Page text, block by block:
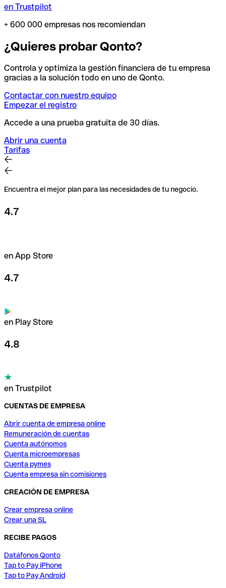
en Trustpilot
+ 600 000 empresas nos recomiendan
¿Quieres probar Qonto?
Controla y optimiza la gestión financiera de tu empresa
gracias a la solución todo en uno de Qonto.
Contactar con nuestro equipo
Empezar el registro
Accede a una prueba gratuita de 30 días.
Abrir una cuenta
Tarifas
Encuentra el mejor plan para las necesidades de tu negocio.
4.7
en App Store
4.7
en Play Store
4.8
en Trustpilot
CUENTAS DE EMPRESA
Abrir cuenta de empresa online
Remuneración de cuentas
Cuenta autónomos
Cuenta microempresas
Cuenta pymes
Cuenta empresa sin comisiones
CREACIÓN DE EMPRESA
Crear empresa online
Crear una SL
RECIBE PAGOS
Datáfonos Qonto
Tap to Pay iPhone
Tap to Pay Android